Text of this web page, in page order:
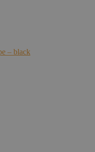
– black